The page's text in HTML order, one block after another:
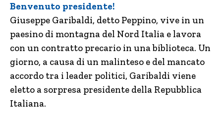
Benvenuto presidente!
Giuseppe Garibaldi, detto Peppino, vive in un
paesino di montagna del Nord Italia e lavora
con un contratto precario in una biblioteca. Un
giorno, a causa di un malinteso e del mancato
accordo tra i leader politici, Garibaldi viene
eletto a sorpresa presidente della Repubblica
Italiana.